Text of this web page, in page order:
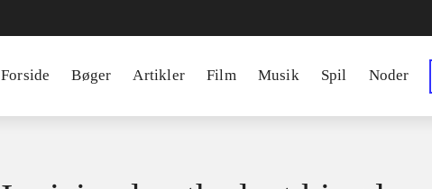
Forside Bøger Artikler Film Musik Spil Noder